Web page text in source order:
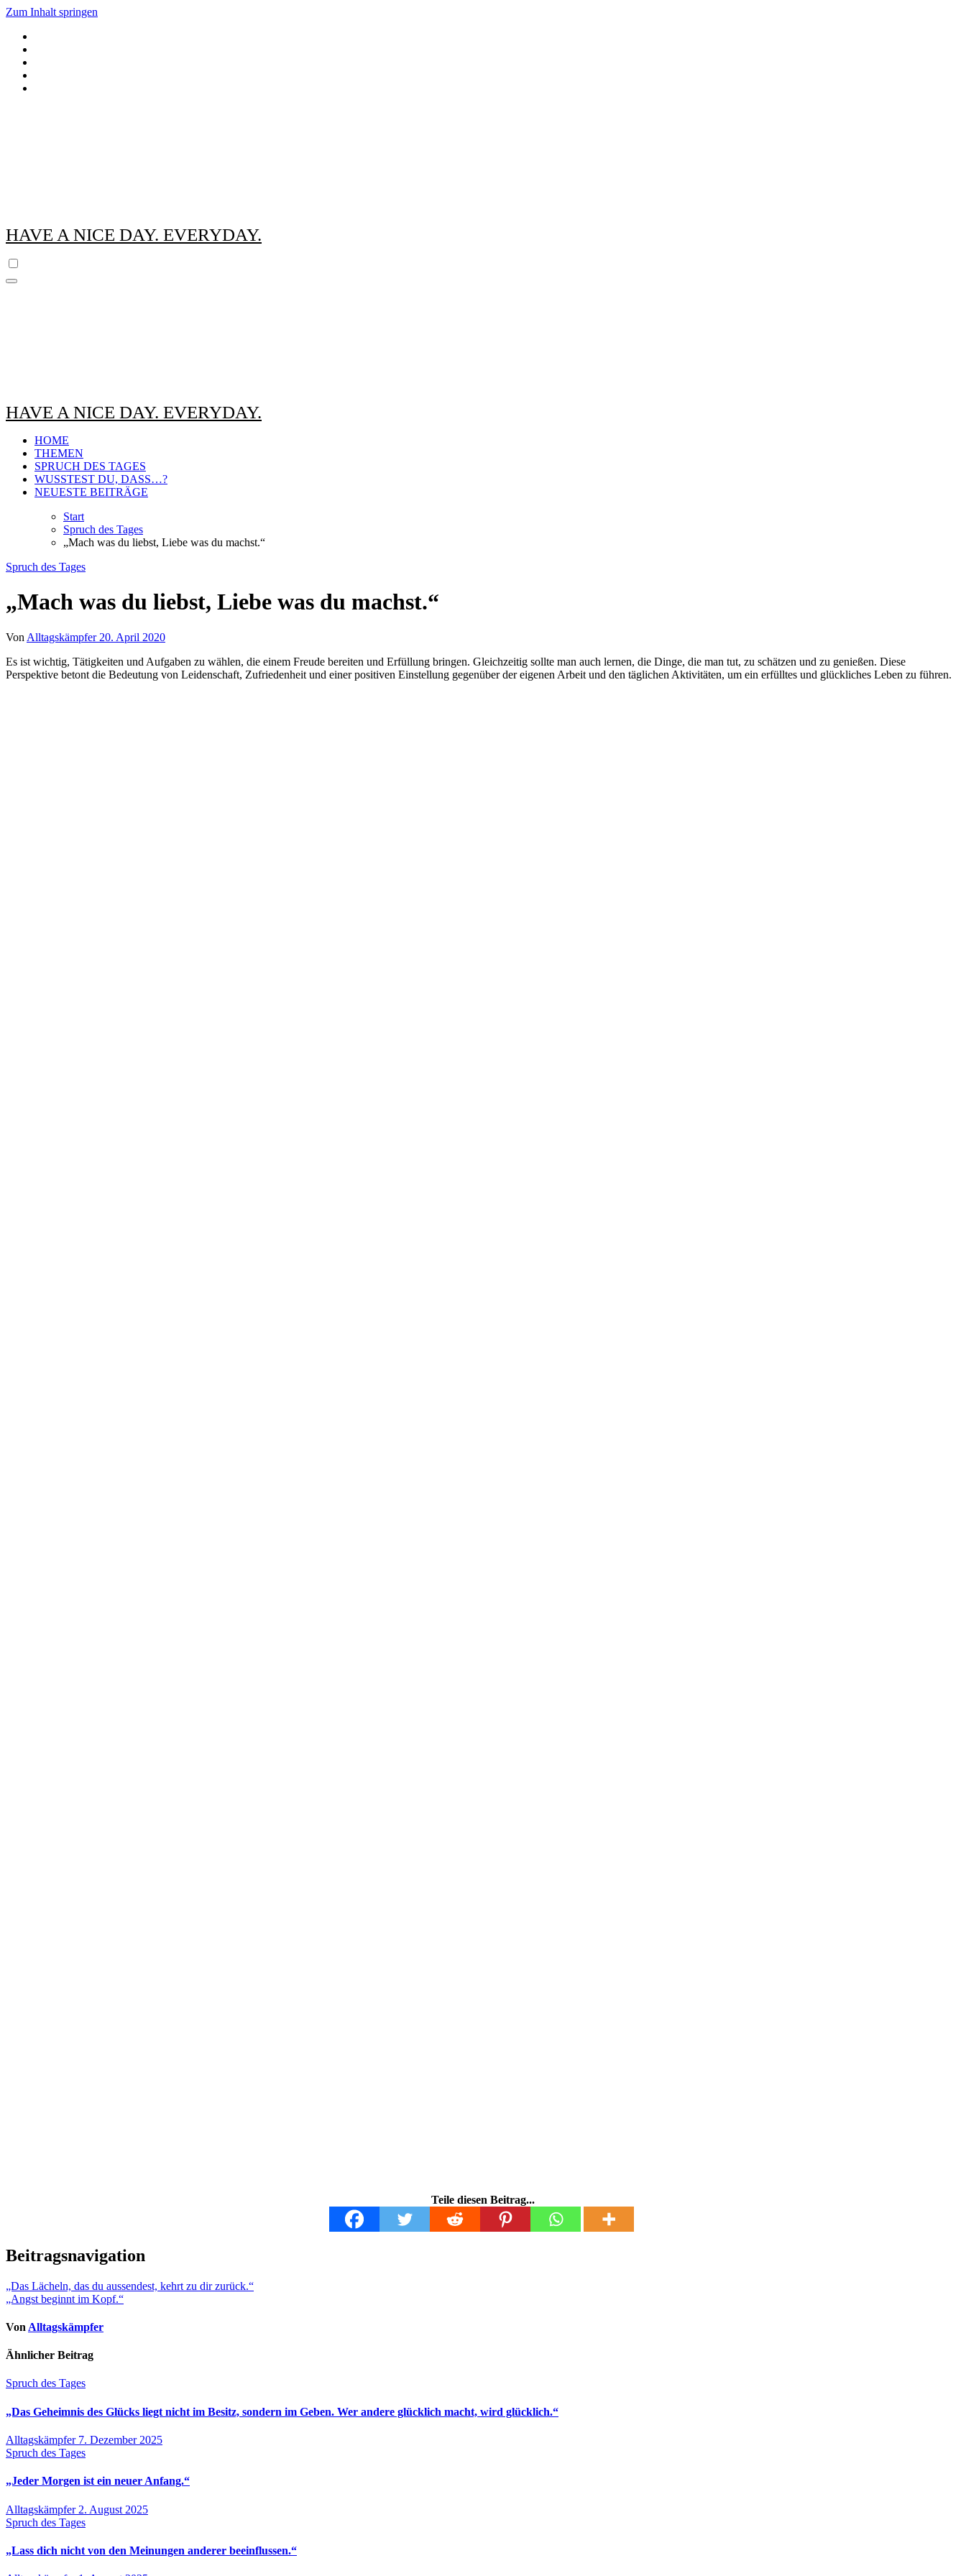
Zum Inhalt springen
HAVE A NICE DAY. EVERYDAY.
HAVE A NICE DAY. EVERYDAY.
HOME
THEMEN
SPRUCH DES TAGES
WUSSTEST DU, DASS…?
NEUESTE BEITRÄGE
Start
Spruch des Tages
„Mach was du liebst, Liebe was du machst.“
Spruch des Tages
„Mach was du liebst, Liebe was du machst.“
Von Alltagskämpfer 20. April 2020
Es ist wichtig, Tätigkeiten und Aufgaben zu wählen, die einem Freude bereiten und Erfüllung bringen. Gleichzeitig sollte man auch lernen, die Dinge, die man tut, zu schätzen und zu genießen. Diese
Perspektive betont die Bedeutung von Leidenschaft, Zufriedenheit und einer positiven Einstellung gegenüber der eigenen Arbeit und den täglichen Aktivitäten, um ein erfülltes und glückliches Leben zu führen.
Teile diesen Beitrag...
Beitragsnavigation
„Das Lächeln, das du aussendest, kehrt zu dir zurück.“
„Angst beginnt im Kopf.“
Von Alltagskämpfer
Ähnlicher Beitrag
Spruch des Tages
„Das Geheimnis des Glücks liegt nicht im Besitz, sondern im Geben. Wer andere glücklich macht, wird glücklich.“
Alltagskämpfer 7. Dezember 2025
Spruch des Tages
„Jeder Morgen ist ein neuer Anfang.“
Alltagskämpfer 2. August 2025
Spruch des Tages
„Lass dich nicht von den Meinungen anderer beeinflussen.“